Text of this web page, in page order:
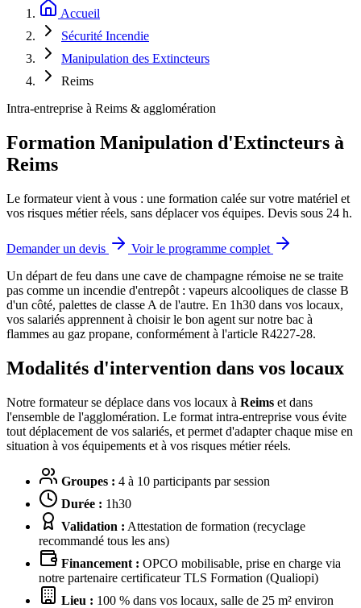
Accueil
Sécurité Incendie
Manipulation des Extincteurs
Reims
Intra-entreprise à Reims & agglomération
Formation Manipulation d'Extincteurs à
Reims
Le formateur vient à vous : une formation calée sur votre matériel et
vos risques métier réels, sans déplacer vos équipes. Devis sous 24 h.
Demander un devis
Voir le programme complet
Un départ de feu dans une cave de champagne rémoise ne se traite
pas comme un incendie d'entrepôt : vapeurs alcooliques de classe B
d'un côté, palettes de classe A de l'autre. En 1h30 dans vos locaux,
vos salariés apprennent à choisir le bon agent sur notre bac à
flammes au gaz propane, conformément à l'article R4227-28.
Modalités d'intervention dans vos locaux
Notre formateur se déplace dans vos locaux à Reims et dans
l'ensemble de l'agglomération. Le format intra-entreprise vous évite
tout déplacement de vos salariés, et permet d'adapter chaque mise en
situation à vos équipements et à vos risques métier réels.
Groupes : 4 à 10 participants par session
Durée : 1h30
Validation : Attestation de formation (recyclage
recommandé tous les ans)
Financement : OPCO mobilisable, prise en charge via
notre partenaire certificateur TLS Formation (Qualiopi)
Lieu : 100 % dans vos locaux, salle de 25 m² environ